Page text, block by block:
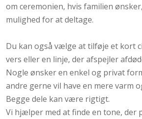
om ceremonien, hvis familien
mulighed for at deltage.
Du kan også vælge at tilføje et kort
vers eller en linje, der afspejler
Nogle ønsker en enkel og privat
andre gerne vil have en mere varm
Begge dele kan være rigtigt.
Vi hjælper med at finde en tone, der